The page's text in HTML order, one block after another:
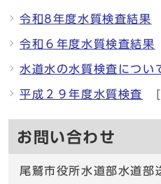
令和8年度水質検査結果
令和６年度水質検査結果
水道水の水質検査につい
平成２９年度水質検査
お問い合わせ
尾鷲市役所水道部水道部